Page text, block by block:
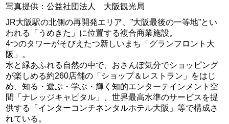
写真提供：公益社団法人 大阪観光局
JR大阪駅の北側の再開発エリア、”大阪最後の一等地”とい
われる「うめきた」に位置する複合商業施設。
4つのタワーがそびえたつ新しいまち「グランフロント大
阪」。
水と緑あふれる自然の中で、おさんぽ気分でショッピング
が楽しめる約260店舗の「ショップ＆レストラン」をはじ
め、知る・遊ぶ・学ぶ・輝く知的エンターテインメント空
間「ナレッジキャピタル」、世界最高水準のサービスを提
供する「インターコンチネンタルホテル大阪」等で構成さ
れている。